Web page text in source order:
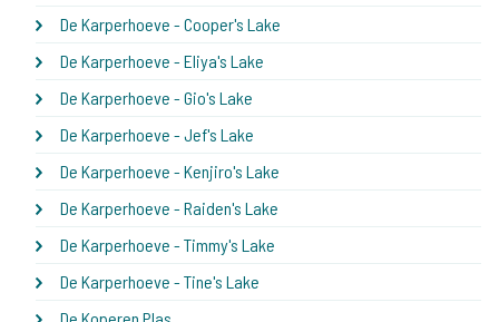
De Karperhoeve - Cooper's Lake
De Karperhoeve - Eliya's Lake
De Karperhoeve - Gio's Lake
De Karperhoeve - Jef's Lake
De Karperhoeve - Kenjiro's Lake
De Karperhoeve - Raiden's Lake
De Karperhoeve - Timmy's Lake
De Karperhoeve - Tine's Lake